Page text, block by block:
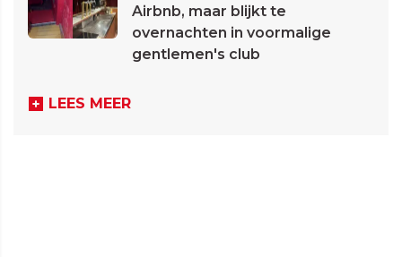
Airbnb, maar blijkt te
overnachten in voormalige
gentlemen's club
LEES MEER